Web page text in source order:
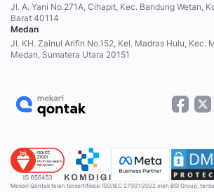
Jl. A. Yani No.271A, Cihapit, Kec. Bandung Wetan,
Barat 40114
Medan
Jl. KH. Zainul Arifin No.152, Kel. Madras Hulu, Kec.
Medan, Sumatera Utara 20151
Mekari Qontak telah tersertifikasi ISO/IEC 27001:2022 oleh BSI Group,